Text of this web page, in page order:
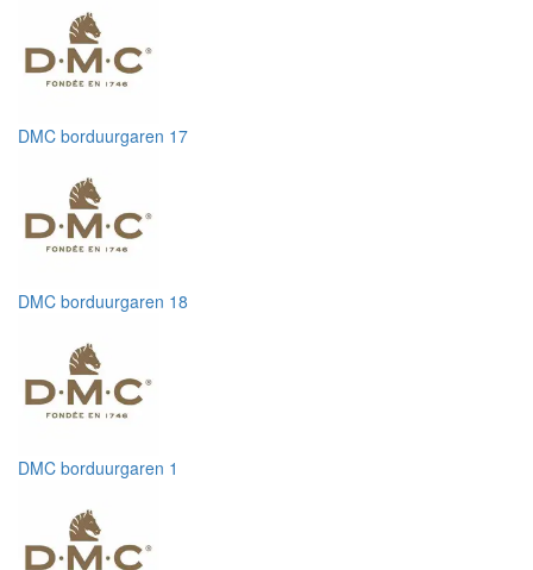
DMC borduurgaren 17
DMC borduurgaren 18
DMC borduurgaren 1